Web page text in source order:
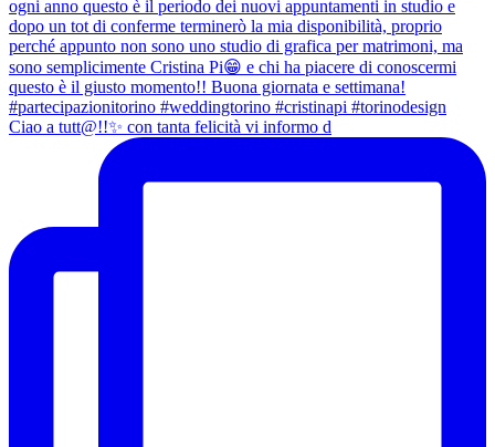
Ciao a tutt@!!✨ con tanta felicità vi informo d